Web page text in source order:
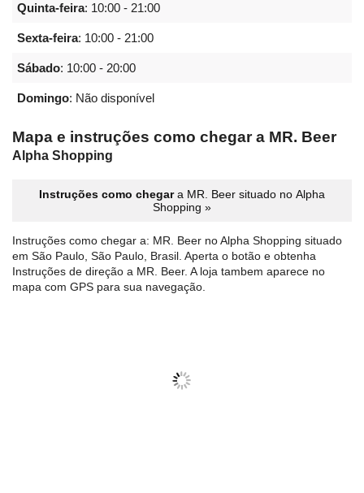
Quinta-feira: 10:00 - 21:00
Sexta-feira: 10:00 - 21:00
Sábado: 10:00 - 20:00
Domingo: Não disponível
Mapa e instruções como chegar a MR. Beer
Alpha Shopping
Instruções como chegara MR. Beer situado no Alpha
Shopping »
Instruções como chegar a: MR. Beer no Alpha Shopping situado
em São Paulo, São Paulo, Brasil. Aperta o botão e obtenha
Instruções de direção a MR. Beer. A loja tambem aparece no
mapa com GPS para sua navegação.